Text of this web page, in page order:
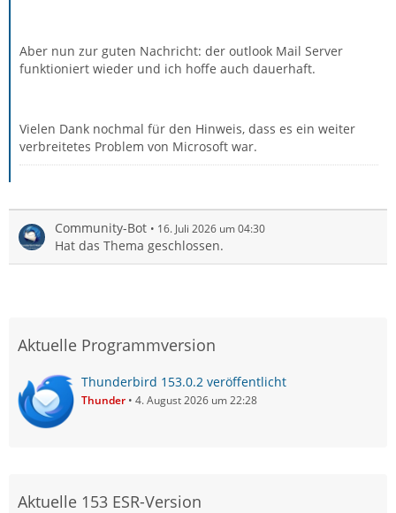
Aber nun zur guten Nachricht: der outlook Mail Server
funktioniert wieder und ich hoffe auch dauerhaft.
Vielen Dank nochmal für den Hinweis, dass es ein weiter
verbreitetes Problem von Microsoft war.
Community-Bot 16. Juli 2026 um 04:30
Hat das Thema geschlossen.
Aktuelle Programmversion
Thunderbird 153.0.2 veröffentlicht
Thunder 4. August 2026 um 22:28
Aktuelle 153 ESR-Version